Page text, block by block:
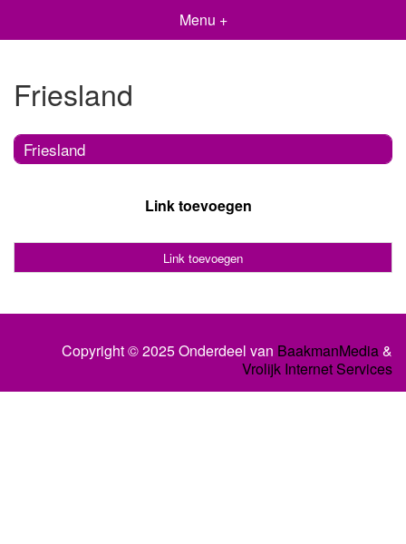
Menu +
Friesland
Friesland
Link toevoegen
Link toevoegen
Copyright © 2025 Onderdeel van BaakmanMedia&
Vrolijk Internet Services